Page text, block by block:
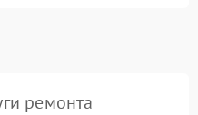
ремонта